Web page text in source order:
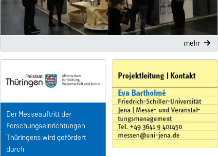
mehr
Der Messeauftritt der
Forschungseinrichtungen
Thüringens wird gefördert
durch